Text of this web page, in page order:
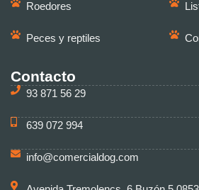
Roedores
Peces y reptiles
Contacto
93 871 56 29
639 072 994
info@comercialdog.com